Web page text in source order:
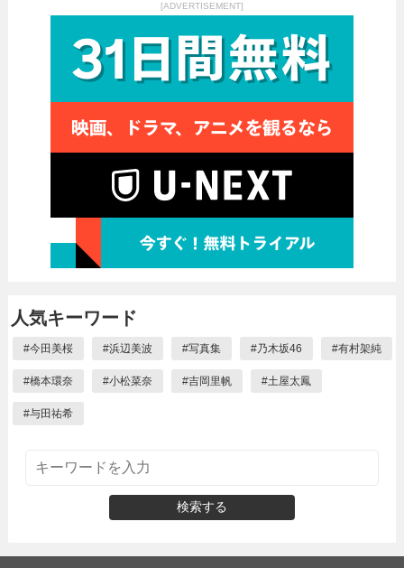
[ADVERTISEMENT]
人気キーワード
#今田美桜 #浜辺美波 #写真集 #乃木坂46 #有村架純
#橋本環奈 #小松菜奈 #吉岡里帆 #土屋太鳳
#与田祐希
検索する